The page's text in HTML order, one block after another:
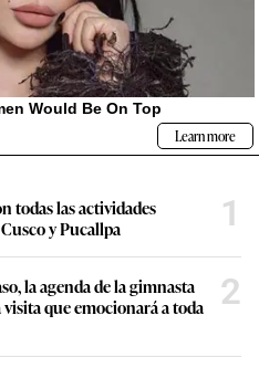
todas las actividades
y Pucallpa
1
la agenda de la gimnasta
que emocionará a toda
2